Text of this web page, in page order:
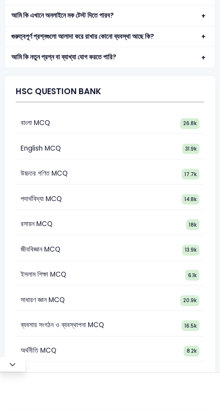
আমি কি এখানে অনলাইনে মক টেস্ট দিতে পারব?
গুরুত্বপূর্ণ প্রশ্নগুলো আলাদা করে রাখার কোনো ব্যবস্থা আছে কি?
আমি কি নতুন প্রশ্ন বা ব্যাখ্যা যোগ করতে পারি?
HSC QUESTION BANK
বাংলা MCQ 26.8k
English MCQ 31.9k
উচ্চতর গণিত MCQ 17.7k
পদার্থবিদ্যা MCQ 14.8k
রসায়ন MCQ 18k
জীববিজ্ঞান MCQ 13.9k
ইসলাম শিক্ষা MCQ 6.1k
সাধারণ জ্ঞান MCQ 20.9k
ব্যবসায় সংগঠন ও ব্যবস্থাপনা MCQ 16.5k
অর্থনীতি MCQ 8.2k